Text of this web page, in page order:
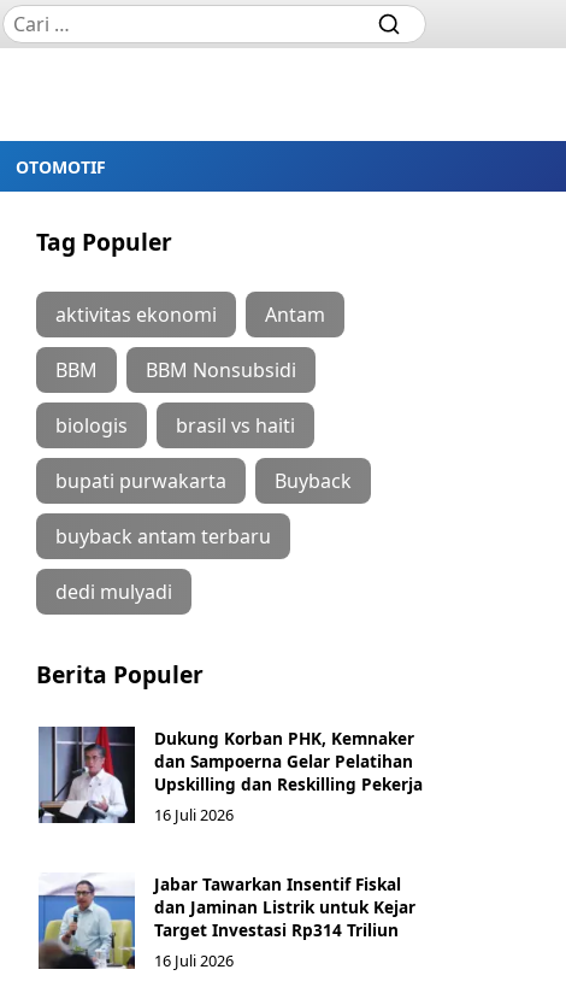
OTOMOTIF
Tag Populer
aktivitas ekonomi Antam
BBM BBM Nonsubsidi
biologis brasil vs haiti
bupati purwakarta Buyback
buyback antam terbaru
dedi mulyadi
Berita Populer
Dukung Korban PHK, Kemnaker
dan Sampoerna Gelar Pelatihan
Upskilling dan Reskilling Pekerja
16 Juli 2026
Jabar Tawarkan Insentif Fiskal
dan Jaminan Listrik untuk Kejar
Target Investasi Rp314 Triliun
16 Juli 2026